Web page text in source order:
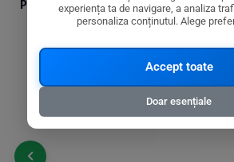
Produse din aceeasi categorie cu
experiența ta de navigare, a analiza
personaliza conținutul. Alege
Accept toate
Doar esențiale